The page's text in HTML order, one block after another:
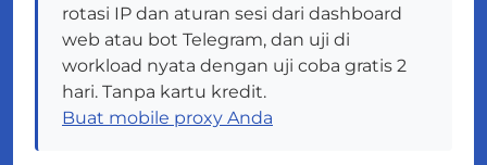
rotasi IP dan aturan sesi dari dashboard
web atau bot Telegram, dan uji di
workload nyata dengan uji coba gratis 2
hari. Tanpa kartu kredit.
Buat mobile proxy Anda